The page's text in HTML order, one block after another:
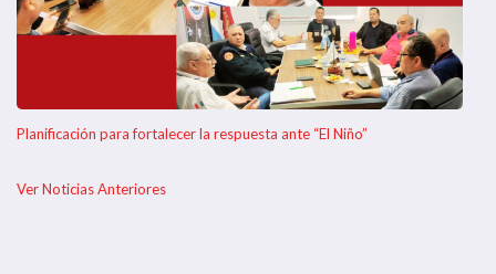
Planificación para fortalecer la respuesta ante “El Niño”
Ver Noticias Anteriores